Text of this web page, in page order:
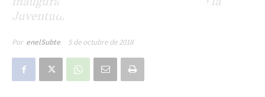
Juventud.
Por enelSubte 5 de octubre de 2018